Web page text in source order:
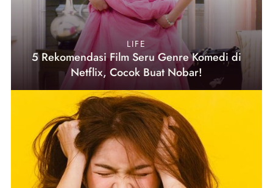
LIFE
5 Rekomendasi Film Seru Genre Komedi di
Netflix, Cocok Buat Nobar!